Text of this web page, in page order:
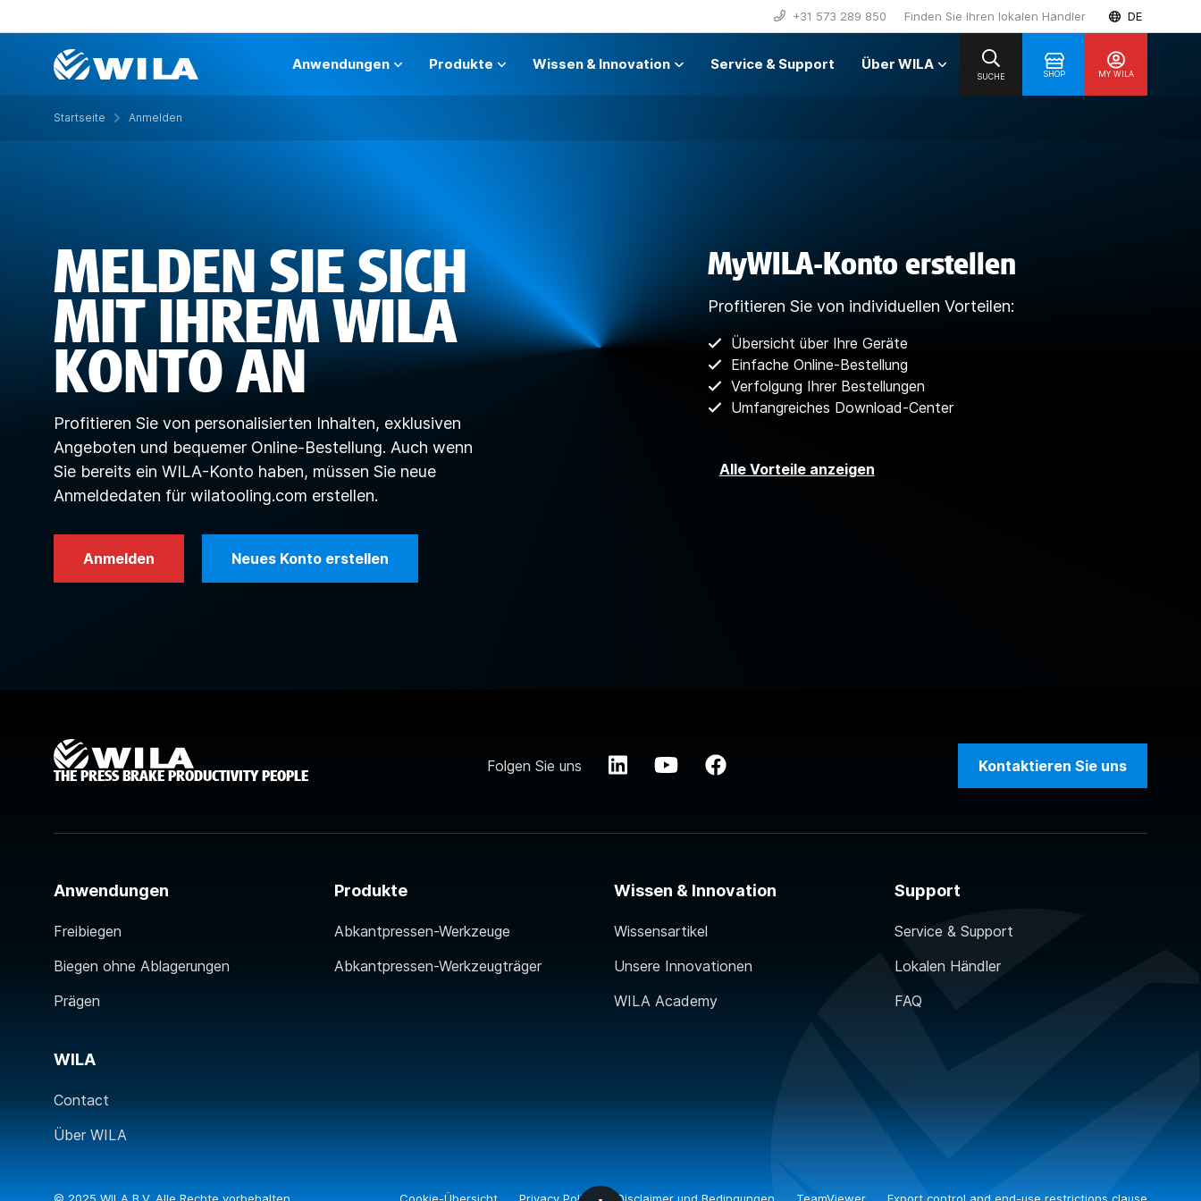
+31 573 289 850 Finden Sie Ihren lokalen Händler DE
Anwendungen Produkte Wissen & Innovation Service & Support Über WILA
SHOP MY WILA
SUCHE
Startseite Anmelden
MELDEN SIE SICH
MIT IHREM WILA
KONTO AN
Profitieren Sie von personalisierten Inhalten, exklusiven
Angeboten und bequemer Online-Bestellung. Auch wenn
Sie bereits ein WILA-Konto haben, müssen Sie neue
Anmeldedaten für wilatooling.com erstellen.
Anmelden Neues Konto erstellen
MyWILA-Konto erstellen
Profitieren Sie von individuellen Vorteilen:
Übersicht über Ihre Geräte
Einfache Online-Bestellung
Verfolgung Ihrer Bestellungen
Umfangreiches Download-Center
Alle Vorteile anzeigen
THE PRESS BRAKE PRODUCTIVITY PEOPLE
Folgen Sie uns Kontaktieren Sie uns
Anwendungen
Freibiegen
Biegen ohne Ablagerungen
Prägen
Produkte
Abkantpressen-Werkzeuge
Abkantpressen-Werkzeugträger
Wissen & Innovation
Wissensartikel
Unsere Innovationen
WILA Academy
Support
Service & Support
Lokalen Händler
FAQ
WILA
Contact
Über WILA